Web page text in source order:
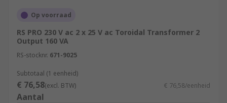
Op voorraad
RS PRO 230 V ac 2 x 25 V ac Toroidal Transformer 2
Output 160 VA
RS-stocknr. 671-9025
Subtotaal (1 eenheid)
€ 76,58(excl. BTW) € 76,58/eenheid
Aantal